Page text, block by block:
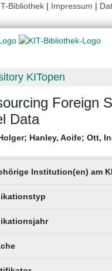
Bibliothek | Impressum |
KITopen
Foreign
Data
; Hanley, Aoife; Ott,
Institution(en) am